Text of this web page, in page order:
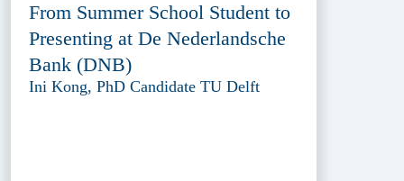
From Summer School Student to
Presenting at De Nederlandsche
Bank (DNB)
Ini Kong, PhD Candidate TU Delft